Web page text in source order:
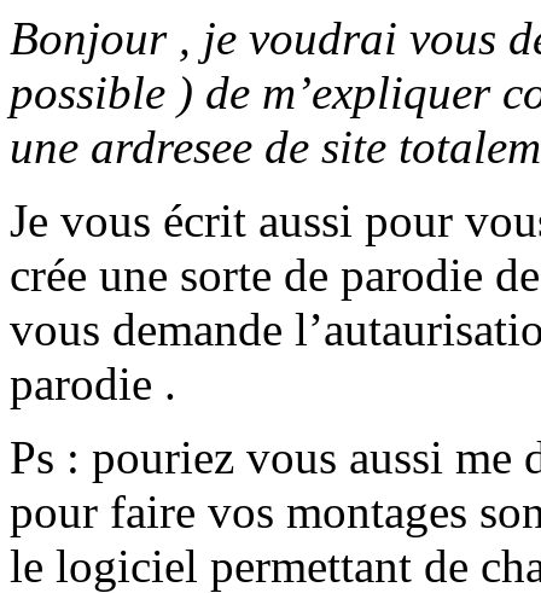
Bonjour , je voudrai vous
possible ) de m’expliquer
une ardresee de site
Je vous écrit aussi pour
crée une sorte de parodie
vous demande
parodie .
Ps : pouriez vous aussi
pour faire vos montages
le logiciel permettant de